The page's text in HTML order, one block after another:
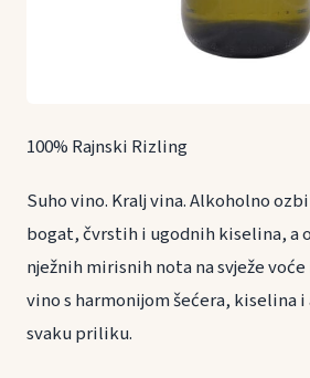
100% Rajnski Rizling
Suho vino. Kralj vina. Alkoholno
bogat, čvrstih i ugodnih kiselina, a
nježnih mirisnih nota na svježe
vino s harmonijom šećera, kiselina i
svaku priliku.